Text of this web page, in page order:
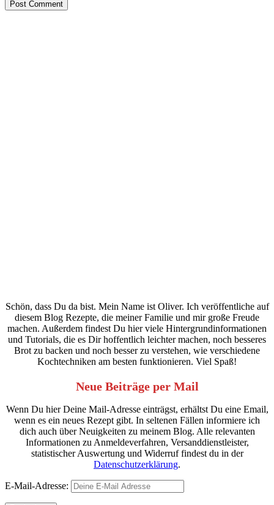
Schön, dass Du da bist. Mein Name ist Oliver. Ich veröffentliche auf
diesem Blog Rezepte, die meiner Familie und mir große Freude
machen. Außerdem findest Du hier viele Hintergrundinformationen
und Tutorials, die es Dir hoffentlich leichter machen, noch besseres
Brot zu backen und noch besser zu verstehen, wie verschiedene
Kochtechniken am besten funktionieren. Viel Spaß!
Neue Beiträge per Mail
Wenn Du hier Deine Mail-Adresse einträgst, erhältst Du eine Email,
wenn es ein neues Rezept gibt. In seltenen Fällen informiere ich
dich auch über Neuigkeiten zu meinem Blog. Alle relevanten
Informationen zu Anmeldeverfahren, Versanddienstleister,
statistischer Auswertung und Widerruf findest du in der
Datenschutzerklärung.
E-Mail-Adresse: